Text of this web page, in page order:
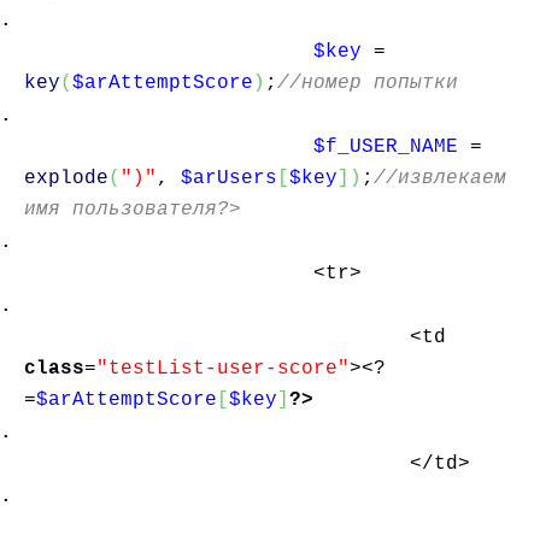
$key =
key( $arAttemptScore ) ; //номер попытки
$f_USER_NAME =
explode( ")" , $arUsers $key ) ; //извлекаем
имя пользователя?>
<tr>
<td
class="testList-user-score"><?
=$arAttemptScore $key ?>
</td>